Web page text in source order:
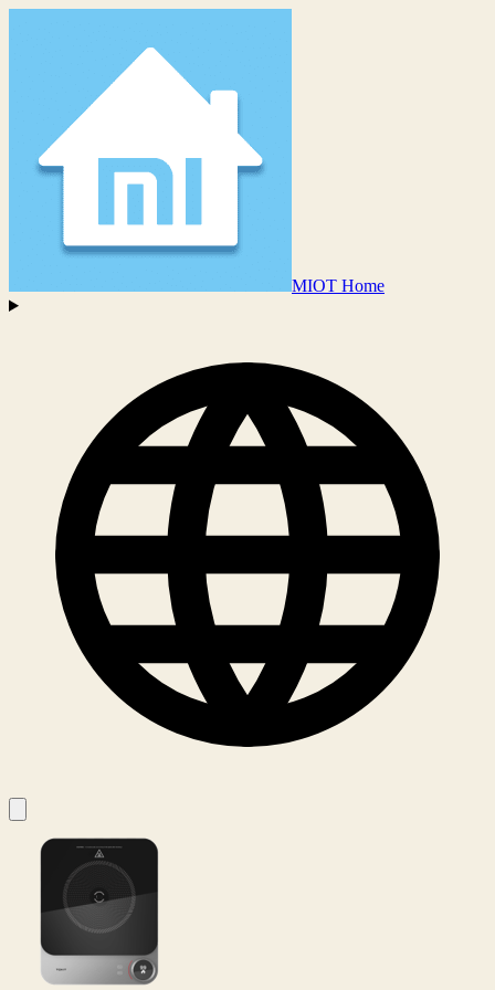
MIOT Home